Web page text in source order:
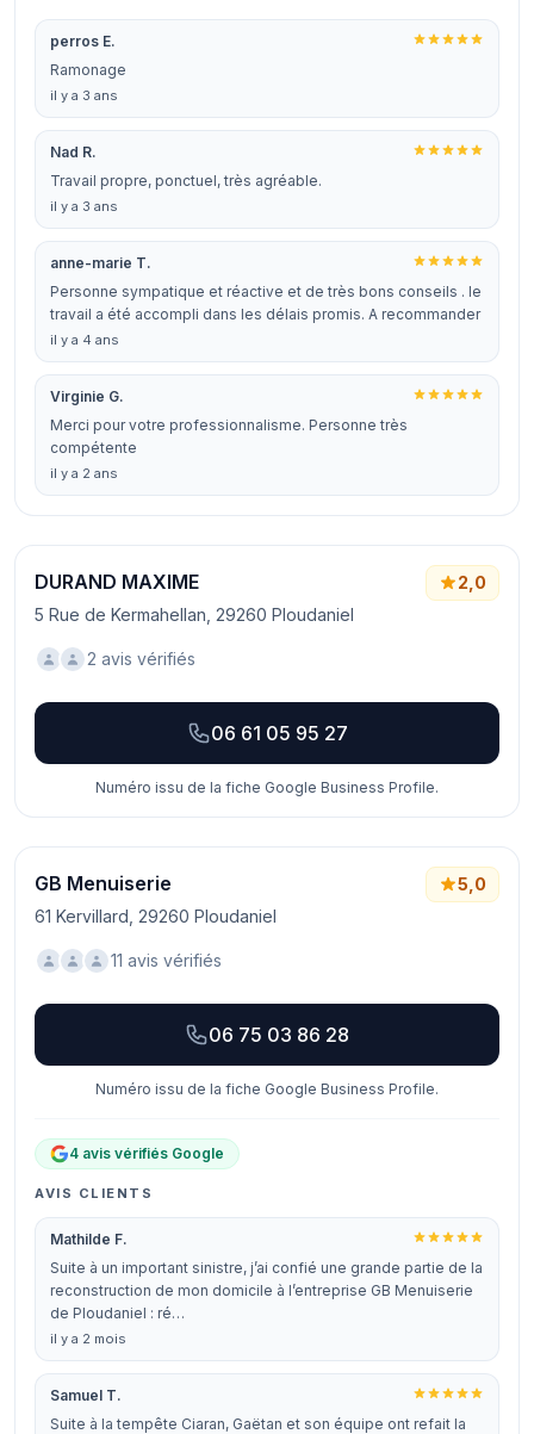
perros E.
Ramonage
il y a 3 ans
Nad R.
Travail propre, ponctuel, très agréable.
il y a 3 ans
anne-marie T.
Personne sympatique et réactive et de très bons conseils . le
travail a été accompli dans les délais promis. A recommander
il y a 4 ans
Virginie G.
Merci pour votre professionnalisme. Personne très
compétente
il y a 2 ans
DURAND MAXIME
5 Rue de Kermahellan, 29260 Ploudaniel
2,0
2 avis vérifiés
06 61 05 95 27
Numéro issu de la fiche Google Business Profile.
GB Menuiserie
61 Kervillard, 29260 Ploudaniel
5,0
11 avis vérifiés
06 75 03 86 28
Numéro issu de la fiche Google Business Profile.
4 avis vérifiés Google
AVIS CLIENTS
Mathilde F.
Suite à un important sinistre, j’ai confié une grande partie de la
reconstruction de mon domicile à l’entreprise GB Menuiserie
de Ploudaniel : ré…
il y a 2 mois
Samuel T.
Suite à la tempête Ciaran, Gaëtan et son équipe ont refait la